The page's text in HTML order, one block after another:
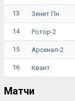
13 Зенит Пн
14 Ротор-2
15 Арсенал-2
16 Квант
Матчи